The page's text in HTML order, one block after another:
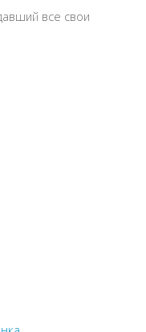
все свои